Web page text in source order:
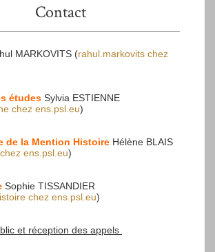
Contact
MARKOVITS (rahul.markovits chez
études Sylvia ESTIENNE
chez ens.psl.eu)
de la Mention Histoire Hélène BLAIS
chez ens.psl.eu)
Sophie TISSANDIER
chez ens.psl.eu)
et réception des appels